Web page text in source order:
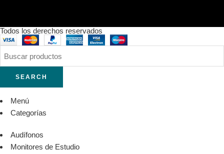
Todos los derechos reservados
SEARCH
Menú
Categorías
Audífonos
Monitores de Estudio